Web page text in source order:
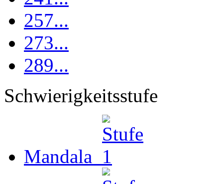
257...
273...
289...
Schwierigkeitsstufe
Mandala